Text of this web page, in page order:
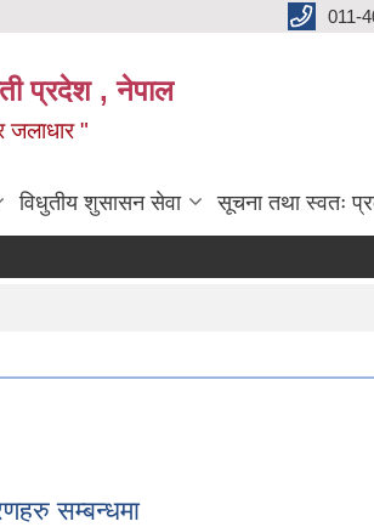
011-
प्रदेश , नेपाल
जलाधार "
विधुतीय शुसासन सेवा सूचना तथा स्वतः
सम्बन्धमा